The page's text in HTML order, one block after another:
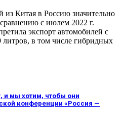
из Китая в Россию значительно
с июлем 2022 г.
экспорт автомобилей с
литров, в том числе гибридных
и мы хотим, чтобы они
конференции «Россия —